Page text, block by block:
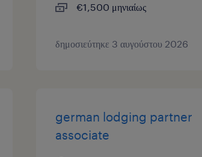
€1,500 μηνιαίως
δημοσιεύτηκε 3 αυγούστου 2026
german lodging partner
associate